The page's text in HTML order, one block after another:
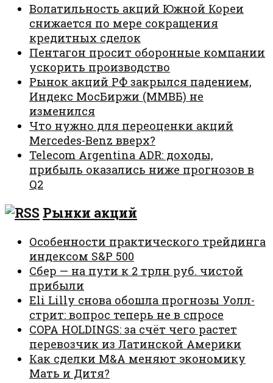
Волатильность акций Южной Кореи
снижается по мере сокращения
кредитных сделок
Пентагон просит оборонные компании
ускорить производство
Рынок акций РФ закрылся падением,
Индекс МосБиржи (ММВБ) не
изменился
Что нужно для переоценки акций
Mercedes-Benz вверх?
Telecom Argentina ADR: доходы,
прибыль оказались ниже прогнозов в
Q2
Рынки акций
Особенности практического трейдинга
индексом S&P 500
Сбер — на пути к 2 трлн руб. чистой
прибыли
Eli Lilly снова обошла прогнозы Уолл-
стрит: вопрос теперь не в спросе
COPA HOLDINGS: за счёт чего растет
перевозчик из Латинской Америки
Как сделки M&A меняют экономику
Мать и Дитя?